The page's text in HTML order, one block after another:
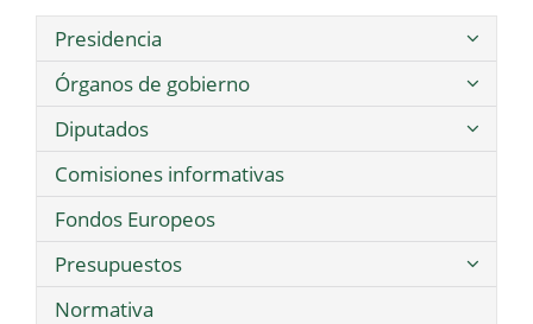
Presidencia
Órganos de gobierno
Diputados
Comisiones informativas
Fondos Europeos
Presupuestos
Normativa